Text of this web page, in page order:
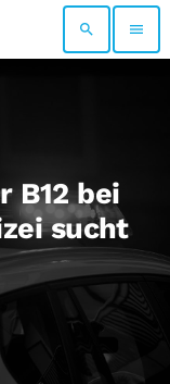
search menu
B12 bei
sucht